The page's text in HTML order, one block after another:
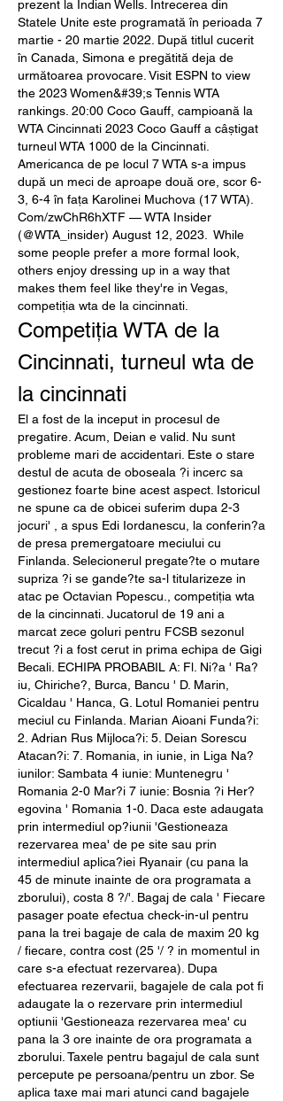
prezent la Indian Wells. Întrecerea din
Statele Unite este programată în perioada 7
martie - 20 martie 2022. După titlul cucerit
în Canada, Simona e pregătită deja de
următoarea provocare. Visit ESPN to view
the 2023 Women&#39;s Tennis WTA
rankings. 20:00 Coco Gauff, campioană la
WTA Cincinnati 2023 Coco Gauff a câștigat
turneul WTA 1000 de la Cincinnati.
Americanca de pe locul 7 WTA s-a impus
după un meci de aproape două ore, scor 6-
3, 6-4 în fața Karolinei Muchova (17 WTA).
Com/zwChR6hXTF — WTA Insider
(@WTA_insider) August 12, 2023.  While
some people prefer a more formal look,
others enjoy dressing up in a way that
makes them feel like they're in Vegas,
competiția wta de la cincinnati.
Competiția WTA de la
Cincinnati, turneul wta de
la cincinnati
El a fost de la inceput in procesul de
pregatire. Acum, Deian e valid. Nu sunt
probleme mari de accidentari. Este o stare
destul de acuta de oboseala ?i incerc sa
gestionez foarte bine acest aspect. Istoricul
ne spune ca de obicei suferim dupa 2-3
jocuri' , a spus Edi Iordanescu, la conferin?a
de presa premergatoare meciului cu
Finlanda. Selecionerul pregate?te o mutare
supriza ?i se gande?te sa-l titularizeze in
atac pe Octavian Popescu., competiția wta
de la cincinnati. Jucatorul de 19 ani a
marcat zece goluri pentru FCSB sezonul
trecut ?i a fost cerut in prima echipa de Gigi
Becali. ECHIPA PROBABIL A: Fl. Ni?a ' Ra?
iu, Chiriche?, Burca, Bancu ' D. Marin,
Cicaldau ' Hanca, G. Lotul Romaniei pentru
meciul cu Finlanda. Marian Aioani Funda?i:
2. Adrian Rus Mijloca?i: 5. Deian Sorescu
Atacan?i: 7. Romania, in iunie, in Liga Na?
iunilor: Sambata 4 iunie: Muntenegru '
Romania 2-0 Mar?i 7 iunie: Bosnia ?i Her?
egovina ' Romania 1-0. Daca este adaugata
prin intermediul op?iunii 'Gestioneaza
rezervarea mea' de pe site sau prin
intermediul aplica?iei Ryanair (cu pana la
45 de minute inainte de ora programata a
zborului), costa 8 ?/'. Bagaj de cala ' Fiecare
pasager poate efectua check-in-ul pentru
pana la trei bagaje de cala de maxim 20 kg
/ fiecare, contra cost (25 '/ ? in momentul in
care s-a efectuat rezervarea). Dupa
efectuarea rezervarii, bagajele de cala pot fi
adaugate la o rezervare prin intermediul
optiunii 'Gestioneaza rezervarea mea' cu
pana la 3 ore inainte de ora programata a
zborului. Taxele pentru bagajul de cala sunt
percepute pe persoana/pentru un zbor. Se
aplica taxe mai mari atunci cand bagajele